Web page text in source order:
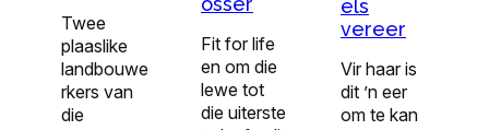
Twee
plaaslike
landbouwe
rkers van
die
Fit for life
en om die
lewe tot
die uiterste
els
vereer
Vir haar is
dit ’n eer
om te kan